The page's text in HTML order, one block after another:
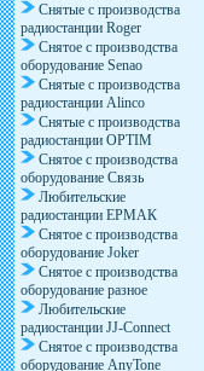
Снятые с производства
радиостанции Roger
Снятое с производства
оборудование Senao
Снятые с производства
радиостанции Alinco
Снятые с производства
радиостанции OPTIM
Снятое с производства
оборудование Связь
Любительские
радиостанции ЕРМАК
Снятое с производства
оборудование Joker
Снятое с производства
оборудование разное
Любительские
радиостанции JJ-Connect
Снятое с производства
оборудование AnyTone